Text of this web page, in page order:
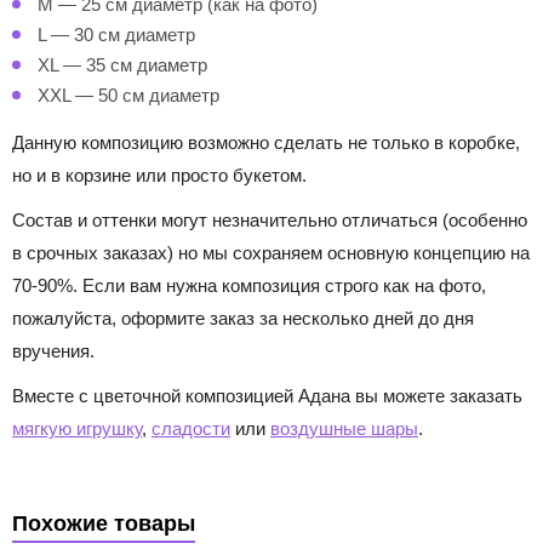
L — 30 см диаметр
XL — 35 см диаметр
XXL — 50 см диаметр
Данную композицию возможно сделать не только в коробке,
но и в корзине или просто букетом.
Состав и оттенки могут незначительно отличаться (особенно
в срочных заказах) но мы сохраняем основную концепцию на
70-90%. Если вам нужна композиция строго как на фото,
пожалуйста, оформите заказ за несколько дней до дня
вручения.
Вместе с цветочной композицией Адана вы можете заказать
мягкую игрушку, сладости или воздушные шары.
Похожие товары